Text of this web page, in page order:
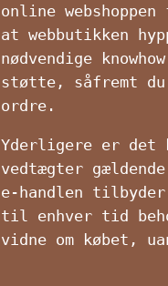
online
at webbutikken
nødvendige
støtte, såfremt
ordre.
Yderligere er det
vedtægter
e-handlen
til enhver tid
vidne om købet,